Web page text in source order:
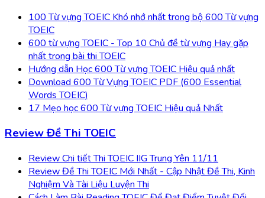
100 Từ vựng TOEIC Khó nhớ nhất trong bộ 600 Từ vựng
TOEIC
600 từ vựng TOEIC - Top 10 Chủ đề từ vựng Hay gặp
nhất trong bài thi TOEIC
Hướng dẫn Học 600 Từ vựng TOEIC Hiệu quả nhất
Download 600 Từ Vựng TOEIC PDF (600 Essential
Words TOEIC)
17 Mẹo học 600 Từ vựng TOEIC Hiệu quả Nhất
Review Đề Thi TOEIC
Review Chi tiết Thi TOEIC IIG Trung Yên 11/11
Review Đề Thi TOEIC Mới Nhất - Cập Nhật Đề Thi, Kinh
Nghiệm Và Tài Liệu Luyện Thi